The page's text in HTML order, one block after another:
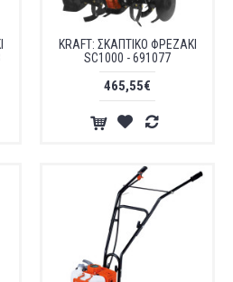
KRAFT: ΣΚΑΠΤΙΚΟ ΦΡΕΖΑΚΙ
SC1000 - 691077
465,55€